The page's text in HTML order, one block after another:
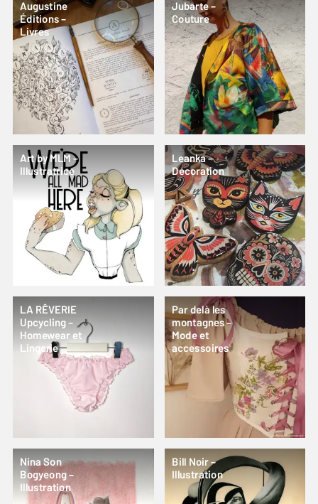
Augustine
Éditions –
Livres
Jubarte –
Couture
Art by MLM –
Illustratrice
Leanka –
Décoration
LA RÊVERIE
Upcycling –
Homewear et
Lingerie
Par delà les
montagnes –
Mode et
accessoires
Nina Son
Bogyeong –
Illustration
Bill Noir –
Illustration